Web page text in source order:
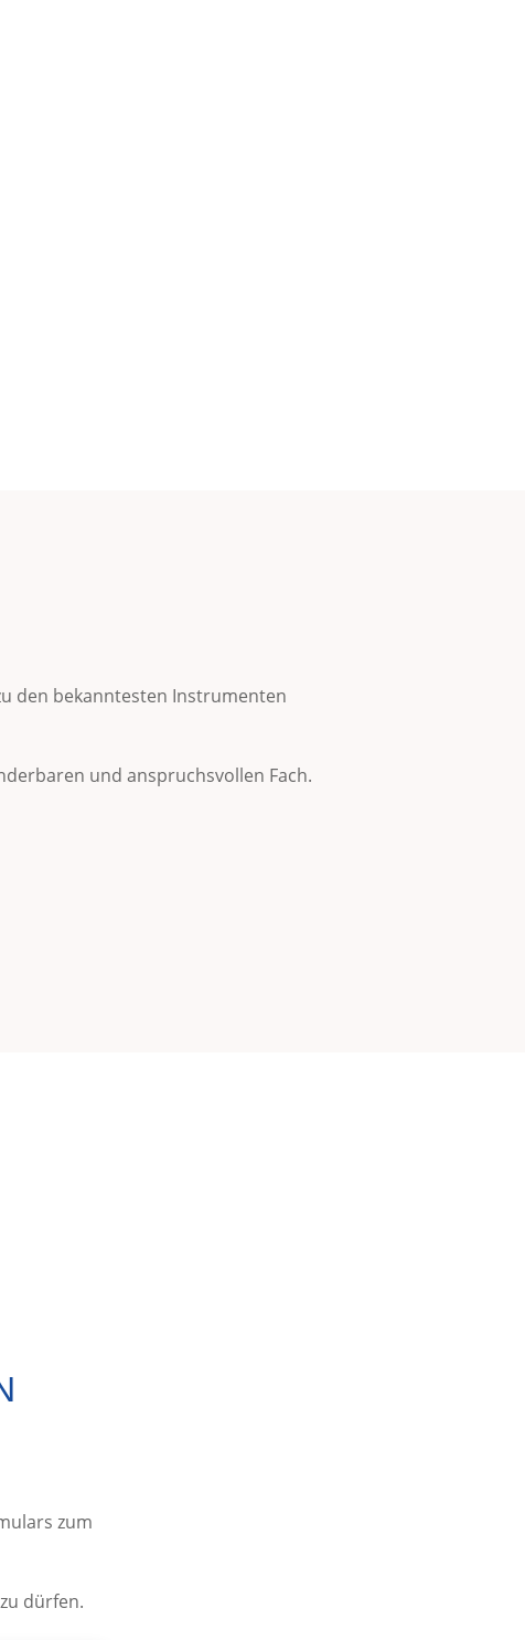
den bekanntesten Instrumenten
und anspruchsvollen Fach.
zum
dürfen.